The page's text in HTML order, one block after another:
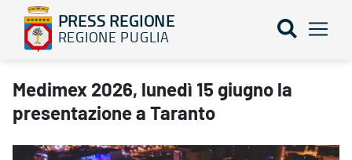
PRESS REGIONE
REGIONE PUGLIA
Medimex 2026, lunedì 15 giugno la presentazione a Taranto -
Medimex 2026, lunedì 15 giugno la
presentazione a Taranto